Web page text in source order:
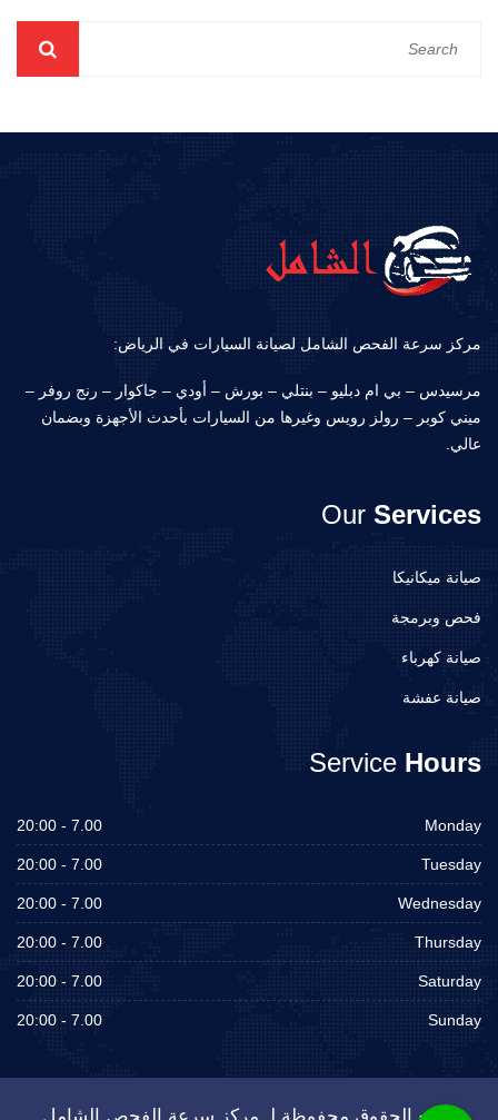
مركز سرعة الفحص الشامل لصيانة السيارات في الرياض:
مرسيدس – بي ام دبليو – بنتلي – بورش – أودي – جاكوار – رنج روفر –
ميني كوبر – رولز رويس وغيرها من السيارات بأحدث الأجهزة وبضمان
عالي.
Our Services
صيانة ميكانيكا
فحص وبرمجة
صيانة كهرباء
صيانة عفشة
Service Hours
Monday
7.00 - 20:00
Tuesday
7.00 - 20:00
Wednesday
7.00 - 20:00
Thursday
7.00 - 20:00
Saturday
7.00 - 20:00
Sunday
7.00 - 20:00